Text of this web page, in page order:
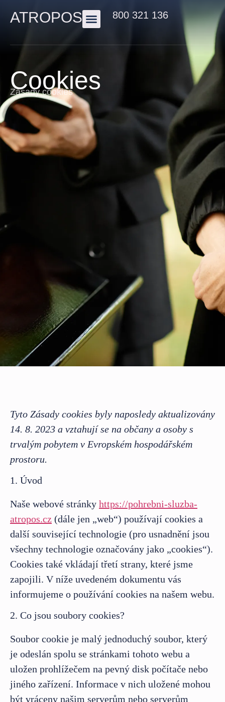
ATROPOS 800 321 136
Cookies
Zásady cookies
Tyto Zásady cookies byly naposledy aktualizovány
14. 8. 2023 a vztahují se na občany a osoby s
trvalým pobytem v Evropském hospodářském
prostoru.
1. Úvod
Naše webové stránky https://pohrebni-sluzba-
atropos.cz (dále jen „web“) používají cookies a
další související technologie (pro usnadnění jsou
všechny technologie označovány jako „cookies“).
Cookies také vkládají třetí strany, které jsme
zapojili. V níže uvedeném dokumentu vás
informujeme o používání cookies na našem webu.
2. Co jsou soubory cookies?
Soubor cookie je malý jednoduchý soubor, který
je odeslán spolu se stránkami tohoto webu a
uložen prohlížečem na pevný disk počítače nebo
jiného zařízení. Informace v nich uložené mohou
být vráceny našim serverům nebo serverům